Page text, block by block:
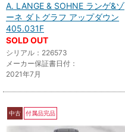
A. LANGE & SOHNE ランゲ&ゾ
ーネ ダトグラフ アップダウン
405.031F
SOLD OUT
シリアル：226573
メーカー保証書日付：
2021年7月
中古 付属品完品